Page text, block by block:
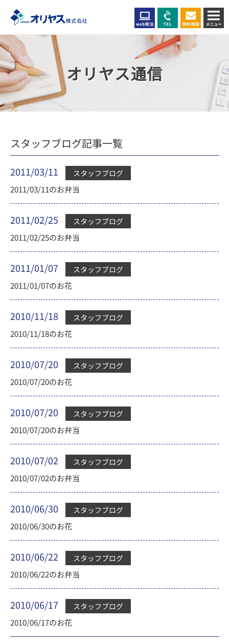
オリヤス通信
スタッフブログ記事一覧
2011/03/11 スタッフブログ
2011/03/11のお弁当
2011/02/25 スタッフブログ
2011/02/25のお弁当
2011/01/07 スタッフブログ
2011/01/07のお花
2010/11/18 スタッフブログ
2010/11/18のお花
2010/07/20 スタッフブログ
2010/07/20のお花
2010/07/20 スタッフブログ
2010/07/20のお弁当
2010/07/02 スタッフブログ
2010/07/02のお弁当
2010/06/30 スタッフブログ
2010/06/30のお花
2010/06/22 スタッフブログ
2010/06/22のお弁当
2010/06/17 スタッフブログ
2010/06/17のお花